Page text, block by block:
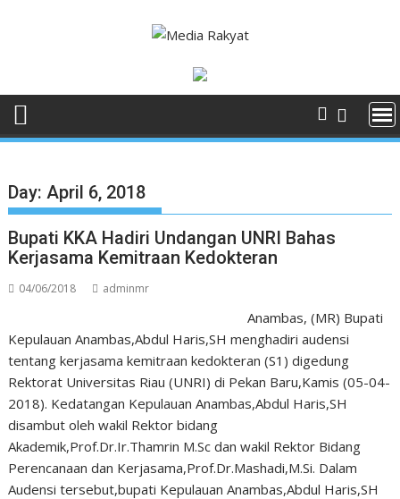
Day:April 6, 2018
Bupati KKA Hadiri Undangan UNRI Bahas
Kerjasama Kemitraan Kedokteran
04/06/2018 adminmr
Anambas, (MR) Bupati
Kepulauan Anambas,Abdul Haris,SH menghadiri audensi
tentang kerjasama kemitraan kedokteran (S1) digedung
Rektorat Universitas Riau (UNRI) di Pekan Baru,Kamis (05-04-
2018). Kedatangan Kepulauan Anambas,Abdul Haris,SH
disambut oleh wakil Rektor bidang
Akademik,Prof.Dr.Ir.Thamrin M.Sc dan wakil Rektor Bidang
Perencanaan dan Kerjasama,Prof.Dr.Mashadi,M.Si. Dalam
Audensi tersebut,bupati Kepulauan Anambas,Abdul Haris,SH